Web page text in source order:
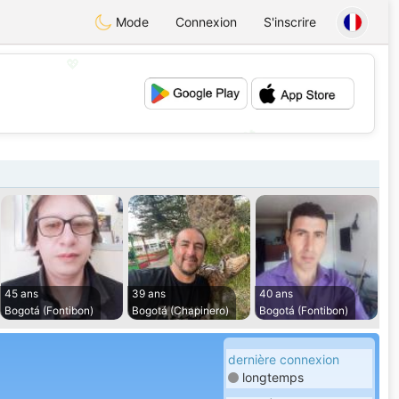
Mode Connexion S'inscrire
45 ans
Bogotá (Fontibon)
39 ans
Bogotá (Chapinero)
40 ans
Bogotá (Fontibon)
dernière connexion
longtemps